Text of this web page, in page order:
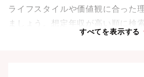
ライフスタイルや価値観に合った
ましょう。想定年収が高い順に検
すべてを表示する